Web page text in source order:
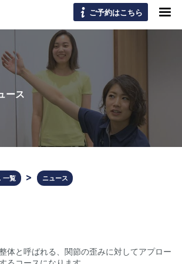
ご予約はこちら
ース
一覧 ニュース
体と呼ばれる、関節の歪みに対してアプロー